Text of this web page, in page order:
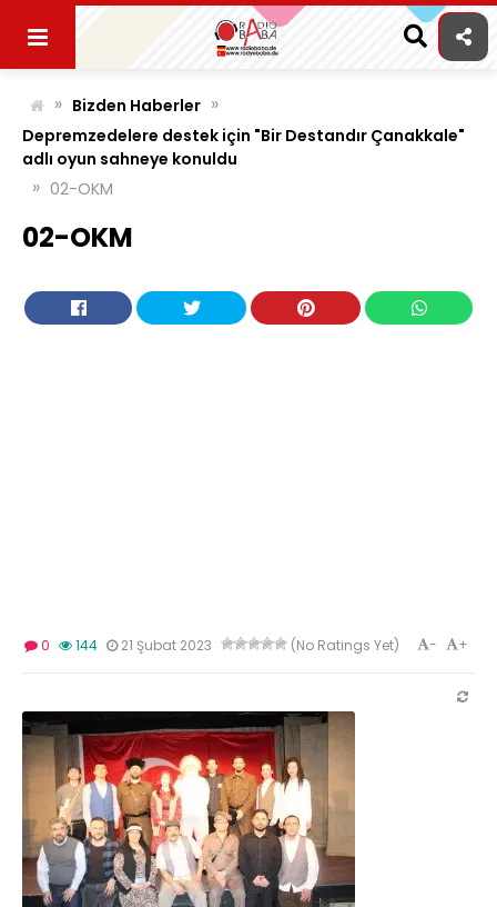
content
» Bizden Haberler »
Depremzedelere destek için "Bir Destandır Çanakkale"
adlı oyun sahneye konuldu
» 02-OKM
02-OKM
0 144 21 Şubat 2023 (No Ratings Yet) +
-